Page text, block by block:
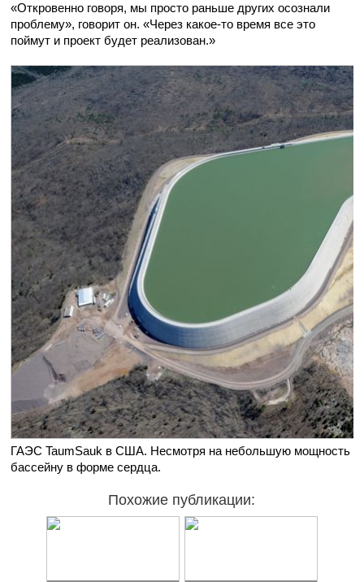
«Откровенно говоря, мы просто раньше других осознали
проблему», говорит он. «Через какое-то время все это
поймут и проект будет реализован.»
ГАЭС TaumSauk в США. Несмотря на небольшую мощность
бассейну в форме сердца.
Похожие публикации: